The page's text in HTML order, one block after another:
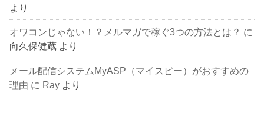
より
オワコンじゃない！？メルマガで稼ぐ3つの方法とは？ に
向久保健蔵 より
メール配信システムMyASP（マイスピー）がおすすめの
理由 に Ray より